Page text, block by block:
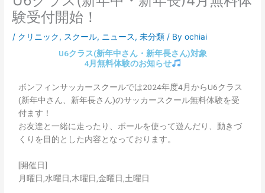
験受付開始！
/ クリニック, スクール, ニュース,未分類 / Byochiai
U6クラス(新年中さん・新年長さん)対象
4月無料体験のお知らせ
ボンフィンサッカースクールでは2024年度4月からU6クラス
(新年中さん、新年長さん)のサッカースクール無料体験を受
付ます！
お友達と一緒に走ったり、ボールを使って遊んだり、動きづ
くりを目的とした内容となっております。
[開催日]
月曜日,水曜日,木曜日,金曜日,土曜日